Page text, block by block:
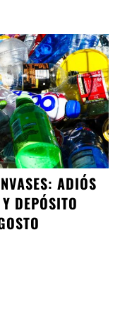
ADIÓS
DEPÓSITO